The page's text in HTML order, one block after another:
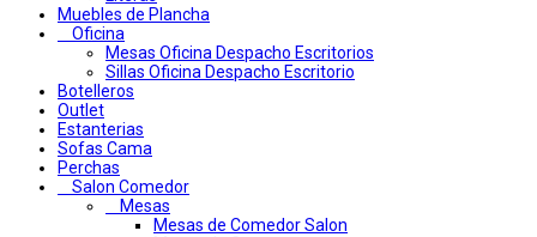
Muebles de Plancha
Oficina
Mesas Oficina Despacho Escritorios
Sillas Oficina Despacho Escritorio
Botelleros
Outlet
Estanterias
Sofas Cama
Perchas
Salon Comedor
Mesas
Mesas de Comedor Salon